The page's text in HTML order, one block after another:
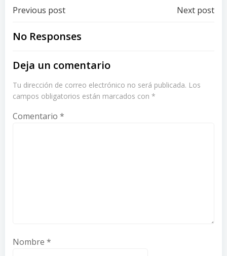
Post
navigation
Previous post Next post
No Responses
Deja un comentario
Tu dirección de correo electrónico no será publicada. Los
campos obligatorios están marcados con *
Comentario *
Nombre *